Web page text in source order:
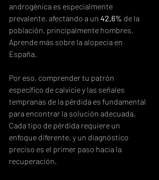
androgénica es especialmente
prevalente, afectando a un 42,6% de la
población, principalmente hombres.
Aprende más sobre la alopecia en
España.
Por eso, comprender tu patrón
específico de calvicie y las señales
tempranas de la pérdida es fundamental
para encontrar la solución adecuada.
Cada tipo de pérdida requiere un
enfoque diferente, y un diagnóstico
preciso es el primer paso hacia la
recuperación.